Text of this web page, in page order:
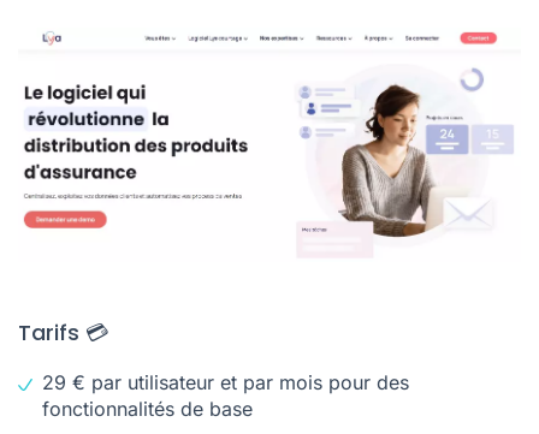
Tarifs 💳
29 € par utilisateur et par mois pour des
fonctionnalités de base